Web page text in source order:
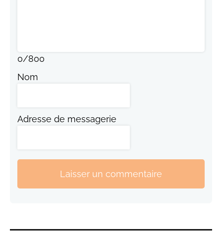
0/800
Nom
Adresse de messagerie
Laisser un commentaire